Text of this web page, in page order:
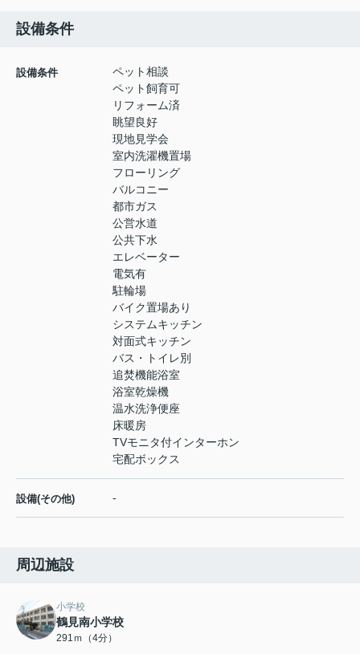
設備条件
設備条件
ペット相談
ペット飼育可
リフォーム済
眺望良好
現地見学会
室内洗濯機置場
フローリング
バルコニー
都市ガス
公営水道
公共下水
エレベーター
電気有
駐輪場
バイク置場あり
システムキッチン
対面式キッチン
バス・トイレ別
追焚機能浴室
浴室乾燥機
温水洗浄便座
床暖房
TVモニタ付インターホン
宅配ボックス
設備(その他) -
周辺施設
小学校
鶴見南小学校
291ｍ（4分）